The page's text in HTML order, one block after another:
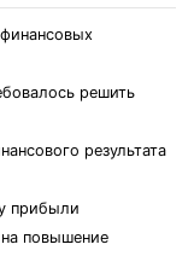
решить
результата
прибыли
повышение